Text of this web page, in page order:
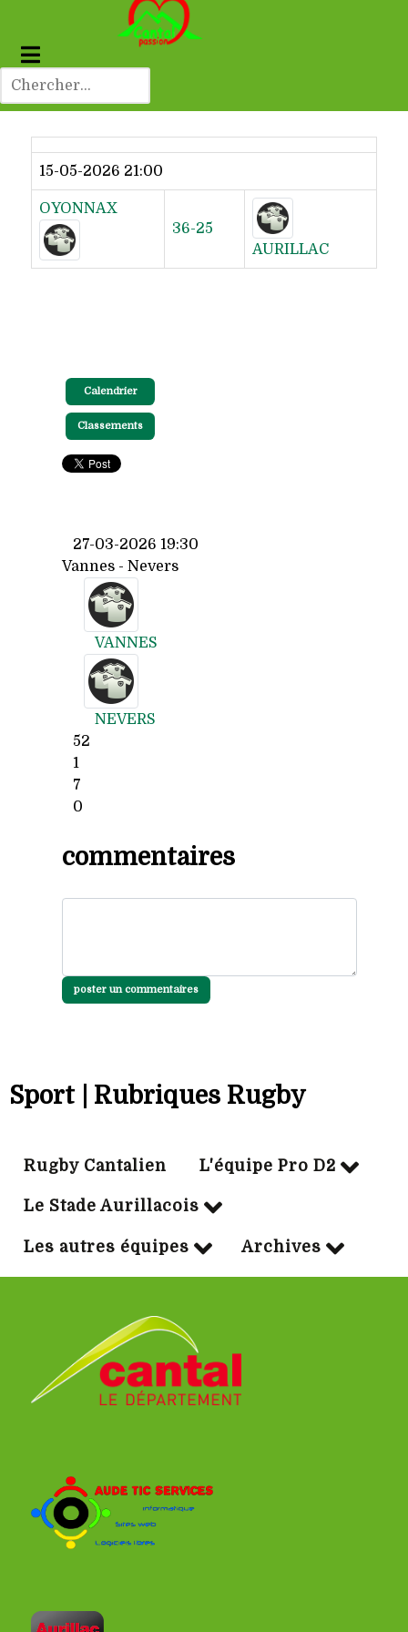
Dernier résultat
15-05-2026 21:00
OYONNAX
36-25
AURILLAC
Calendrier
Classements
27-03-2026 19:30
Vannes - Nevers
VANNES
NEVERS
52
1
7
0
commentaires
poster un commentaires
Sport | Rubriques Rugby
Rugby Cantalien L'équipe Pro D2
Le Stade Aurillacois
Les autres équipes Archives